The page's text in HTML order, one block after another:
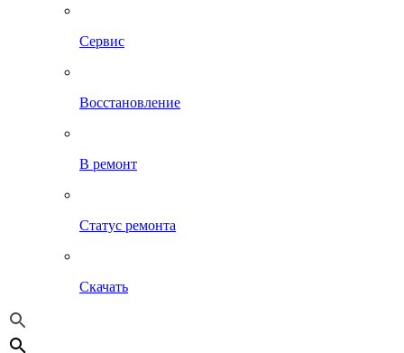
Сервис
Восстановление
В ремонт
Статус ремонта
Скачать